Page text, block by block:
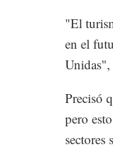
"El
en el
Unidas",
Precisó
pero
sectores